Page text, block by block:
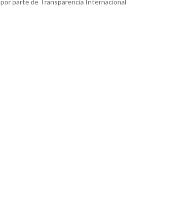
por parte de Transparencia Internacional